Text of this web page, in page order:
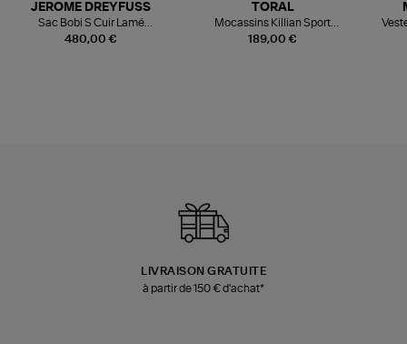
480,00 €
JEROME DREYFUSS
Sac Bobi S Cuir Lamé
Champagne
189,00 €
TORAL
Mocassins Killian Sport
Mousse
LIVRAISON GRATUITE
à partir de 150 € d'achat*